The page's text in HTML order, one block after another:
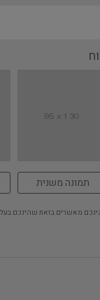
תמונה משנית
מאשרים בזאת שהינכם